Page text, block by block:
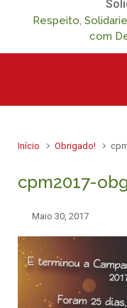
Respeito,
com
Início Obrigado!
cpm2017-
Maio 30, 2017